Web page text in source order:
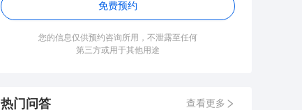
免费预约
您的信息仅供预约咨询所用，不泄露至任何
第三方或用于其他用途
热门问答 查看更多